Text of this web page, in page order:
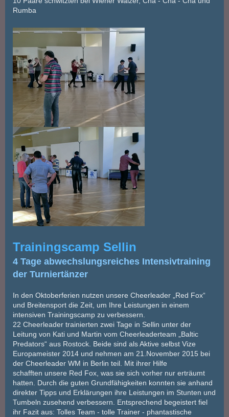
Rumba
Trainingscamp Sellin
4 Tage abwechslungsreiches Intensivtraining
der Turniertänzer
In den Oktoberferien nutzen unsere Cheerleader „Red Fox“
und Breitensport die Zeit, um Ihre Leistungen in einem
intensiven Trainingscamp zu verbessern.
22 Cheerleader trainierten zwei Tage in Sellin unter der
Leitung von Kati und Martin vom Cheerleaderteam „Baltic
Predators“ aus Rostock. Beide sind als Aktive selbst Vize
Europameister 2014 und nehmen am 21.November 2015 bei
der Cheerleader WM in Berlin teil. Mit ihrer Hilfe
schafften unsere Red Fox, was sie sich vorher nur erträumt
hatten. Durch die guten Grundfähigkeiten konnten sie anhand
direkter Tipps und Erklärungen ihre Leistungen im Stunten und
Tumbeln zusehend verbessern. Entsprechend begeistert fiel
ihr Fazit aus: Tolles Team - tolle Trainer - phantastische